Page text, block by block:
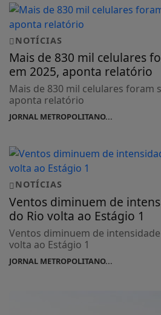
NOTÍCIAS
Mais de 830 mil celulares
em 2025, aponta relatório
Mais de 830 mil celulares foram
aponta relatório
JORNAL METROPOLITANO...
NOTÍCIAS
Ventos diminuem de
do Rio volta ao Estágio 1
Ventos diminuem de
volta ao Estágio 1
JORNAL METROPOLITANO...